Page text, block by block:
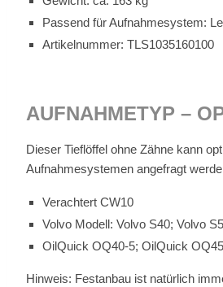
Pas­send für Auf­nah­me­sys­tem:
Ar­ti­kel­num­mer: TLS1035160100
AUF­NAH­ME­TYP –
Die­ser Tief­löf­fel ohne Zäh­ne kann
Auf­nah­me­sys­te­men an­ge­fragt
Ver­ach­tert CW10
Vol­vo Mo­dell: Vol­vo S40; Vol­vo
Oil­Quick OQ40‑5; Oil­Quick
Hin­weis: Fest­an­bau ist na­tür­lich